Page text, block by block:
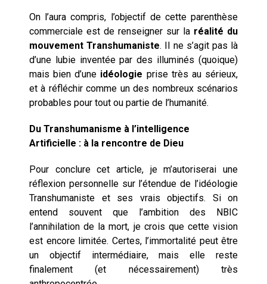
On l’aura compris, l’objectif de cette parenthèse
commerciale est de renseigner sur la réalité du
mouvement Transhumaniste. Il ne s’agit pas là
d’une lubie inventée par des illuminés (quoique)
mais bien d’une idéologie prise très au sérieux,
et à réfléchir comme un des nombreux scénarios
probables pour tout ou partie de l’humanité.
Du Transhumanisme à l’intelligence
Artificielle : à la rencontre de Dieu
Pour conclure cet article, je m’autoriserai une
réflexion personnelle sur l’étendue de l’idéologie
Transhumaniste et ses vrais objectifs. Si on
entend souvent que l’ambition des NBIC
l’annihilation de la mort, je crois que cette vision
est encore limitée. Certes, l’immortalité peut être
un objectif intermédiaire, mais elle reste
finalement (et nécessairement) très